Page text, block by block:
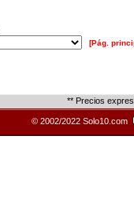
[Pág.
** Precios
© 2002/2022 Solo10.com